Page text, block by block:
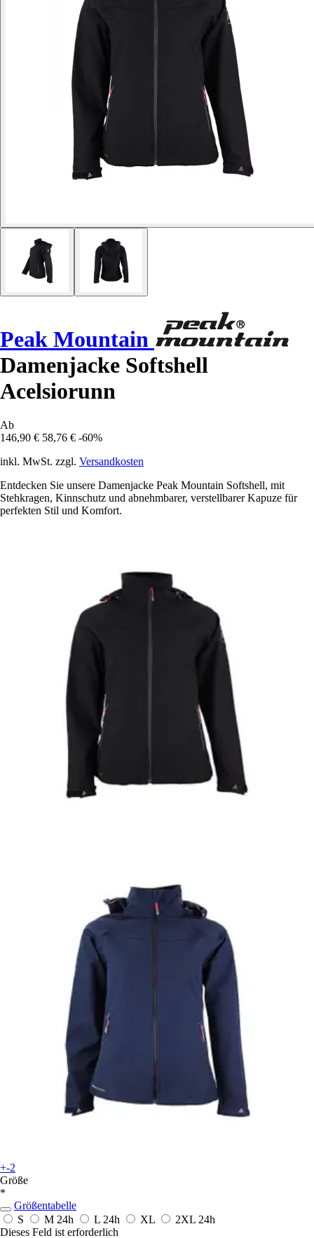
Peak Mountain
Damenjacke Softshell
Acelsiorunn
Ab
146,90 € 58,76 € -60%
inkl. MwSt. zzgl. Versandkosten
Entdecken Sie unsere Damenjacke Peak Mountain Softshell, mit
Stehkragen, Kinnschutz und abnehmbarer, verstellbarer Kapuze für
perfekten Stil und Komfort.
+-2
Größe
*
Größentabelle
S
M 24h L 24h XL 2XL 24h
Dieses Feld ist erforderlich